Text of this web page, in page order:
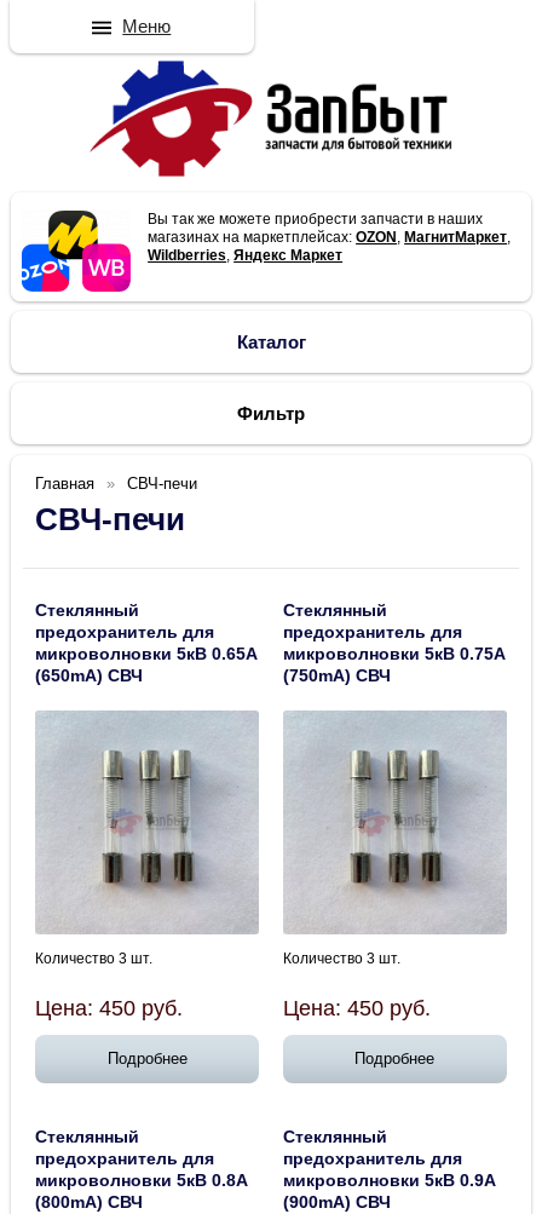
Вы так же можете приобрести запчасти в наших
магазинах на маркетплейсах:OZON , МагнитМаркет,
Wildberries,Яндекс Маркет
Каталог
Фильтр
Главная СВЧ-печи
СВЧ-печи
Стеклянный
предохранитель для
микроволновки 5кВ 0.65А
(650mA) СВЧ
Количество 3 шт.
Цена:450 руб.
Подробнее
Стеклянный
предохранитель для
микроволновки 5кВ 0.75А
(750mA) СВЧ
Количество 3 шт.
Цена: 450 руб.
Подробнее
Стеклянный
предохранитель для
микроволновки 5кВ 0.8А
(800mA) СВЧ
Стеклянный
предохранитель для
микроволновки 5кВ 0.9А
(900mA) СВЧ
Меню